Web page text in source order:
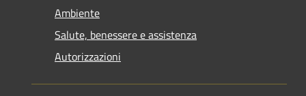
Ambiente
Salute, benessere e assistenza
Autorizzazioni